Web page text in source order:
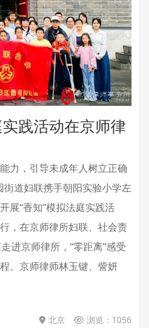
践活动在京师律
力，引导未成年人树立正确
道妇联携手朝阳实验小学左
展“香知”模拟法庭实践活
，在京师律所妇联、社会责
进京师律所，“零距离”感受
。京师律师林玉键、訾妍
北京 浏览：1056